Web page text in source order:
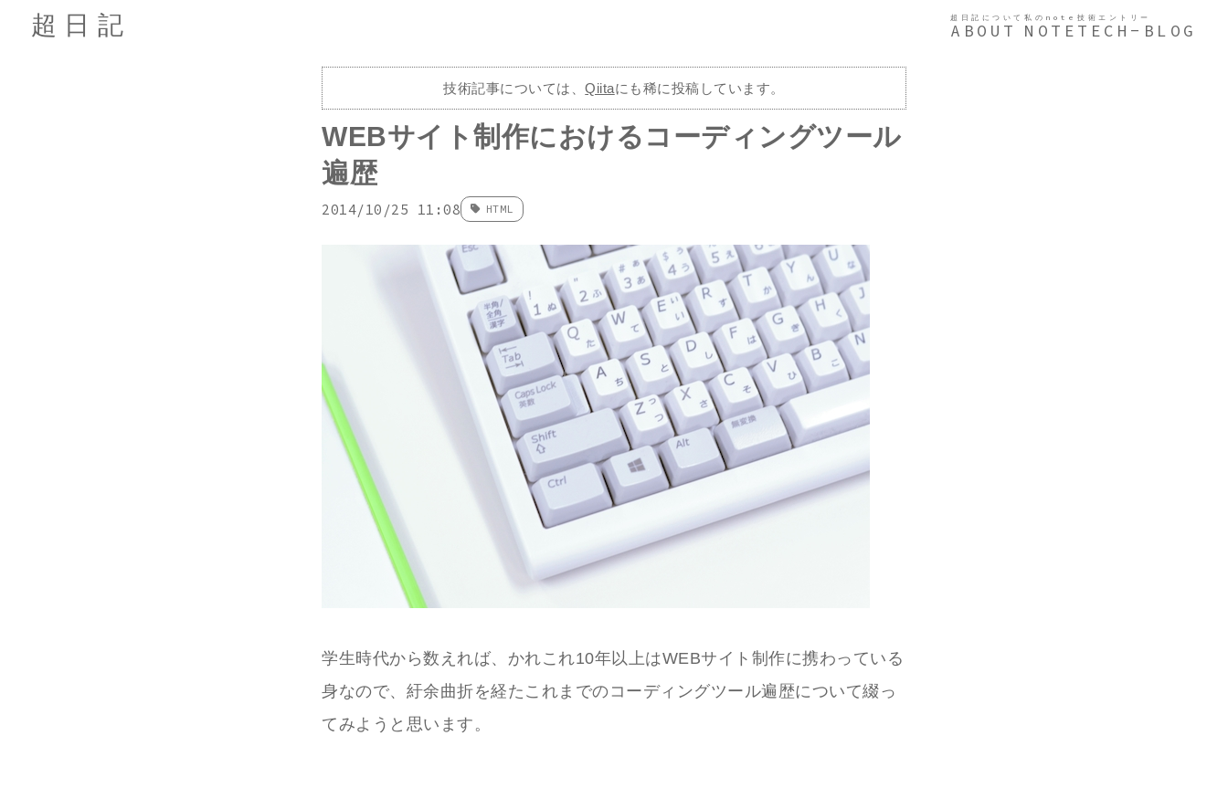
超日記 超日記について
ABOUT
私のnote
NOTE
技術エントリー
TECH-BLOG
技術記事については、Qiitaにも稀に投稿しています。
WEBサイト制作におけるコーディングツール
遍歴
2014/10/25 11:08 HTML
学生時代から数えれば、かれこれ10年以上はWEBサイト制作に携わっている
身なので、紆余曲折を経たこれまでのコーディングツール遍歴について綴っ
てみようと思います。